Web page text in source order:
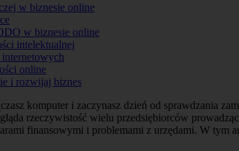
w biznesie online
w biznesie online
intelektualnej
online
i rozwijaj biznes
komputer i zaczynasz dzień od sprawdzania
rzeczywistość wielu przedsiębiorców
finansowymi i problemami z urzędami. W